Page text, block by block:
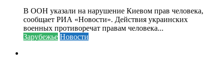
В ООН указали на нарушение Киевом прав человека,
сообщает РИА «Новости». Действия украинских
военных противоречат правам человека...
Зарубежье Новости